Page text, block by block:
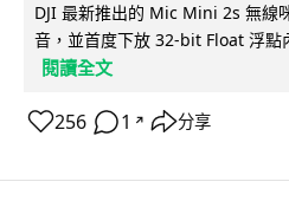
DJI 最新推出的 Mic Mini 2s 無線
音，並首度下放 32-bit Float 浮點
閱讀全文
256 1 ↗ 分享